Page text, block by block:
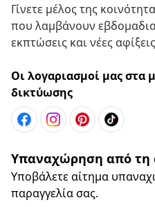
Γίνετε μέλος της
που λαμβάνουν
εκπτώσεις και νέες
Οι λογαριασμοί μας στα
δικτύωσης
Υπαναχώρηση από τη
Υποβάλετε αίτημα
παραγγελία σας.